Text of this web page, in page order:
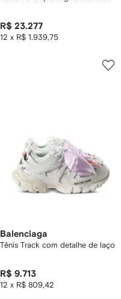
R$ 23.277
12 x R$ 1.939,75
Balenciaga
Tênis Track com detalhe de laço
R$ 9.713
12 x R$ 809,42